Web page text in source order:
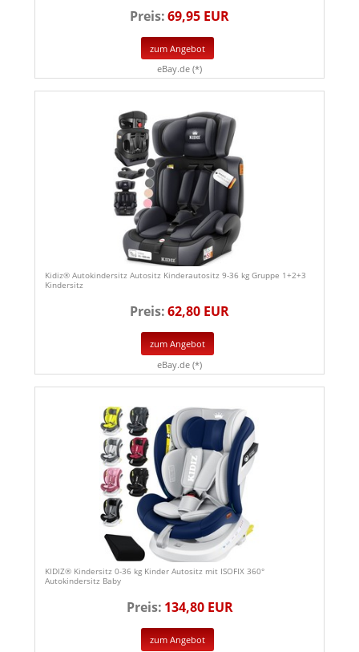
Preis:69,95 EUR
zum Angebot
eBay.de (*)
Kidiz® Autokindersitz Autositz Kinderautositz 9-36 kg Gruppe 1+2+3
Kindersitz
Preis:62,80 EUR
zum Angebot
eBay.de (*)
KIDIZ® Kindersitz 0-36 kg Kinder Autositz mit ISOFIX 360°
Autokindersitz Baby
Preis: 134,80 EUR
zum Angebot